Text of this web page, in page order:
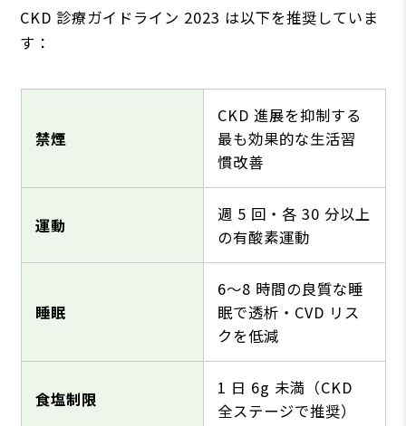
CKD 診療ガイドライン 2023 は以下を推奨していま
す：
禁煙
CKD 進展を抑制する
最も効果的な⽣活習
慣改善
運動
週 5 回・各 30 分以上
の有酸素運動
睡眠
6〜8 時間の良質な睡
眠で透析・CVD リス
クを低減
⾷塩制限
1 ⽇ 6g 未満（CKD
全ステージで推奨）